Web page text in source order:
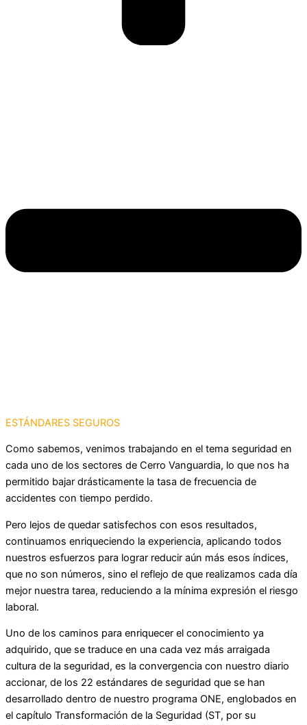
ESTÁNDARES SEGUROS
Como sabemos, venimos trabajando en el tema seguridad en
cada uno de los sectores de Cerro Vanguardia, lo que nos ha
permitido bajar drásticamente la tasa de frecuencia de
accidentes con tiempo perdido.
Pero lejos de quedar satisfechos con esos resultados,
continuamos enriqueciendo la experiencia, aplicando todos
nuestros esfuerzos para lograr reducir aún más esos índices,
que no son números, sino el reflejo de que realizamos cada día
mejor nuestra tarea, reduciendo a la mínima expresión el riesgo
laboral.
Uno de los caminos para enriquecer el conocimiento ya
adquirido, que se traduce en una cada vez más arraigada
cultura de la seguridad, es la convergencia con nuestro diario
accionar, de los 22 estándares de seguridad que se han
desarrollado dentro de nuestro programa ONE, englobados en
el capítulo Transformación de la Seguridad (ST, por su